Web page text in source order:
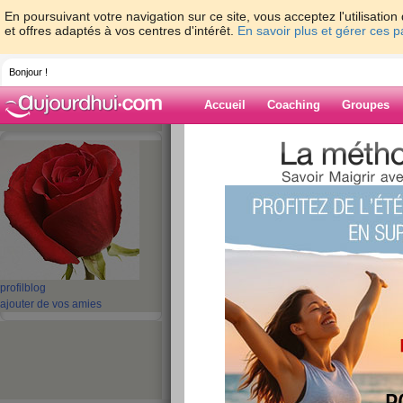
En poursuivant votre navigation sur ce site, vous acceptez
et offres adaptés à vos centres d'intérêt. En savoir plus et gérer ces
Bonjour !
Accueil Coaching Groupes
profil blog
ajouter de vos amies
> > bjr. Repas
Blog de kiki54
bjr. Repas de
pas encore ca, mais je commence a maitrisé.
bisous a toutes